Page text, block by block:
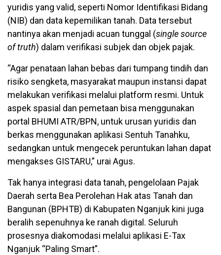
yuridis yang valid, seperti Nomor Identifikasi Bidang
(NIB) dan data kepemilikan tanah. Data tersebut
nantinya akan menjadi acuan tunggal (single source
of truth) dalam verifikasi subjek dan objek pajak.
“Agar penataan lahan bebas dari tumpang tindih dan
risiko sengketa, masyarakat maupun instansi dapat
melakukan verifikasi melalui platform resmi. Untuk
aspek spasial dan pemetaan bisa menggunakan
portal BHUMI ATR/BPN, untuk urusan yuridis dan
berkas menggunakan aplikasi Sentuh Tanahku,
sedangkan untuk mengecek peruntukan lahan dapat
mengakses GISTARU,” urai Agus.
Tak hanya integrasi data tanah, pengelolaan Pajak
Daerah serta Bea Perolehan Hak atas Tanah dan
Bangunan (BPHTB) di Kabupaten Nganjuk kini juga
beralih sepenuhnya ke ranah digital. Seluruh
prosesnya diakomodasi melalui aplikasi E-Tax
Nganjuk “Paling Smart”.